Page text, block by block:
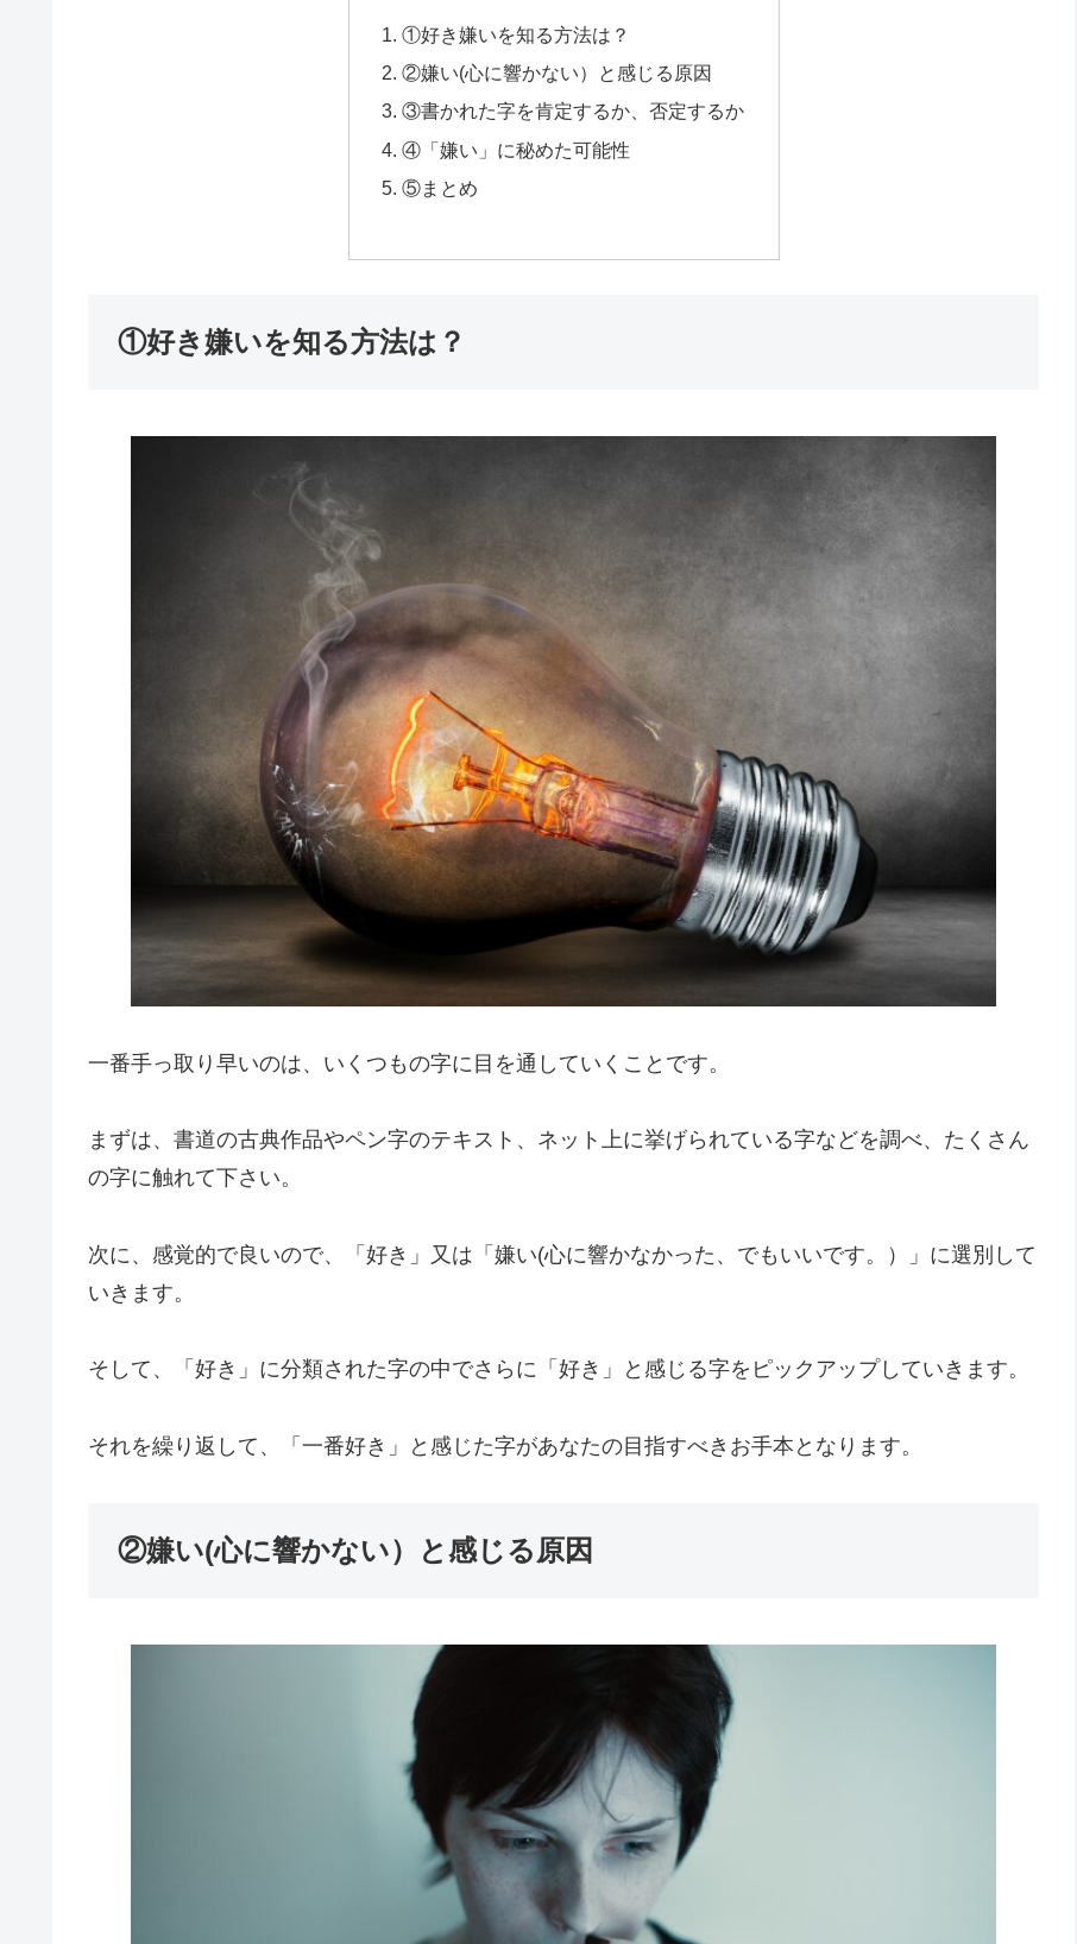
①好き嫌いを知る方法は？
②嫌い(心に響かない）と感じる原因
③書かれた字を肯定するか、否定するか
④「嫌い」に秘めた可能性
⑤まとめ
①好き嫌いを知る方法は？
一番手っ取り早いのは、いくつもの字に目を通していくことです。
まずは、書道の古典作品やペン字のテキスト、ネット上に挙げられている字などを調べ、たくさん
の字に触れて下さい。
次に、感覚的で良いので、「好き」又は「嫌い(心に響かなかった、でもいいです。）」に選別して
いきます。
そして、「好き」に分類された字の中でさらに「好き」と感じる字をピックアップしていきます。
それを繰り返して、「一番好き」と感じた字があなたの目指すべきお手本となります。
②嫌い(心に響かない）と感じる原因